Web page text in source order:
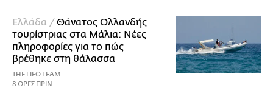
Ελλάδα /Θάνατος Ολλανδής
τουρίστριας στα Μάλια: Νέες
πληροφορίες για το πώς
βρέθηκε στη θάλασσα
THE LIFO TEAM
8 ΩΡΕΣ ΠΡΙΝ